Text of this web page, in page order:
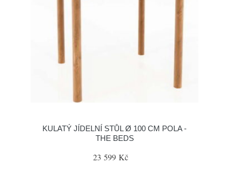
KULATÝ JÍDELNÍ STŮL Ø 100 CM POLA -
THE BEDS
23 599 Kč